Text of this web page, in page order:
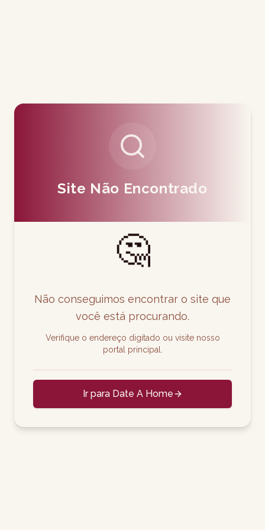
Site Não Encontrado
🤔
Não conseguimos encontrar o site que
você está procurando.
Verifique o endereço digitado ou visite nosso
portal principal.
Ir para Date A Home